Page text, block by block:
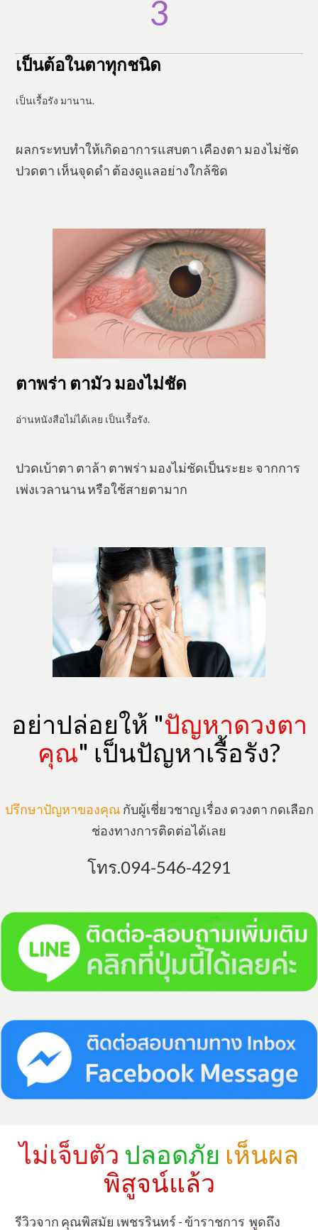
​3
​เป็นต้อในตาทุกชนิด
​เป็นเรื้อรัง มานาน.
​​ผลกระทบทำให้เกิดอาการแสบตา เคืองตา มองไม่ชัด
ปวดตา เห็นจุดดำ ต้องดูแลอย่างใกล้ชิด
ตาพร่า ตามัว มองไม่ชัด
​อ่านหนังสือไม่ได้เลย เป็นเรื้อรัง.
ปวดเบ้าตา ตาล้า ตาพร่า มองไม่ชัดเป็นระยะ จากการ
เพ่งเวลานาน หรือใช้สายตามาก
​อย่าปล่อยให้ "ปัญหาดวงตา
คุณ" เป็นปัญหาเรื้อรัง?
ปรึกษาปัญหาของคุณ กับผู้เชี่ยวชาญ เรื่อง ดวงตา กดเลือก
ช่องทางการติดต่อได้เลย
โทร.094-546-4291
ไม่เจ็บตัว ปลอดภัย เห็นผล
พิสูจน์แล้ว
​รีวิวจาก คุณพิสมัย เพชรรินทร์ - ข้าราชการ พูดถึง